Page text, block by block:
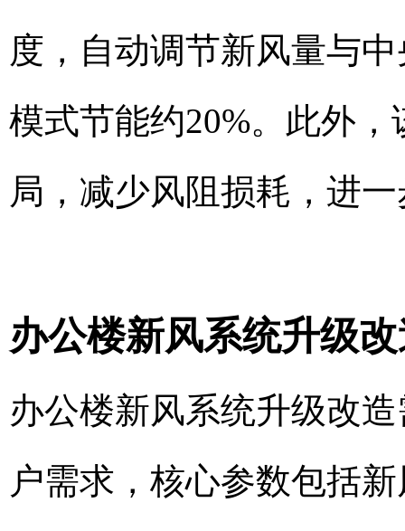
度，自动调节新风量与
模式节能约20%。此外
局，减少风阻损耗，进
办公楼新风系统升级
办公楼新风系统升级改
户需求，核心参数包括